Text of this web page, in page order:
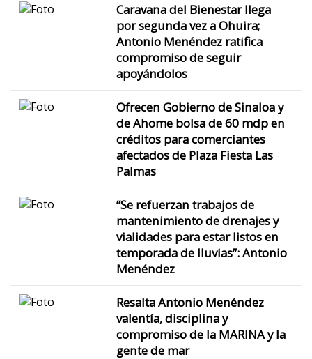
Caravana del Bienestar llega
por segunda vez a Ohuira;
Antonio Menéndez ratifica
compromiso de seguir
apoyándolos
Ofrecen Gobierno de Sinaloa y
de Ahome bolsa de 60 mdp en
créditos para comerciantes
afectados de Plaza Fiesta Las
Palmas
“Se refuerzan trabajos de
mantenimiento de drenajes y
vialidades para estar listos en
temporada de lluvias”: Antonio
Menéndez
Resalta Antonio Menéndez
valentía, disciplina y
compromiso de la MARINA y la
gente de mar